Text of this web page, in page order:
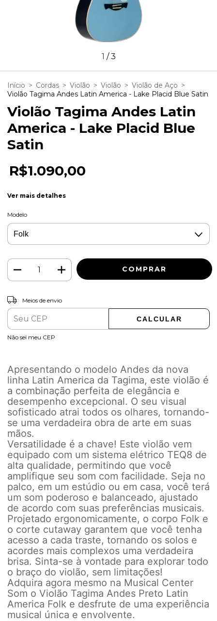
1 /3
Início > Cordas > Violão > Violão > Violão de Aço >
Violão Tagima Andes Latin America - Lake Placid Blue Satin
Violão Tagima Andes Latin
America - Lake Placid Blue
Satin
R$1.090,00
Ver mais detalhes
Modelo
Entregas para o CEP:
Meios de envio
CALCULAR
Não sei meu CEP
Apresentando o modelo Andes da nova
linha Latin America da Tagima, este violão é
a combinação perfeita de elegância e
desempenho excepcional. O seu visual
sofisticado atrai todos os olhares, tornando-
se uma verdadeira obra de arte em suas
mãos.
Versatilidade é a chave! Este violão vem
equipado com um sistema elétrico TEQ8 de
alta qualidade, permitindo que você
amplifique seu som com facilidade. Seja no
palco, em um estúdio ou em casa, você terá
um som poderoso e balanceado, ajustado
de acordo com suas preferências musicais.
Projetado ergonomicamente, o corpo Folk e
o corte cutaway garantem que você tenha
acesso a cada traste, tornando os solos e
acordes mais complexos uma verdadeira
brisa. Sinta-se à vontade para explorar todo
o braço do violão, sem limitações!
Adquira agora mesmo na Musical Center
Som o Violão Tagima Andes Preto Latin
America Folk e desfrute de uma experiência
musical única e envolvente.